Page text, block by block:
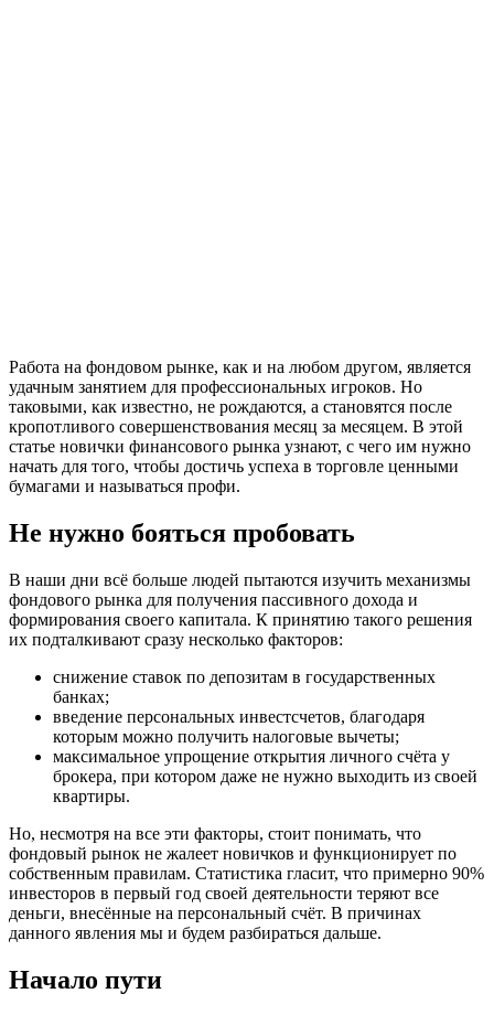
Работа на фондовом рынке, как и на любом другом, является
удачным занятием для профессиональных игроков. Но
таковыми, как известно, не рождаются, а становятся после
кропотливого совершенствования месяц за месяцем. В этой
статье новички финансового рынка узнают, с чего им нужно
начать для того, чтобы достичь успеха в торговле ценными
бумагами и называться профи.
Не нужно бояться пробовать
В наши дни всё больше людей пытаются изучить механизмы
фондового рынка для получения пассивного дохода и
формирования своего капитала. К принятию такого решения
их подталкивают сразу несколько факторов:
снижение ставок по депозитам в государственных
банках;
введение персональных инвестсчетов, благодаря
которым можно получить налоговые вычеты;
максимальное упрощение открытия личного счёта у
брокера, при котором даже не нужно выходить из своей
квартиры.
Но, несмотря на все эти факторы, стоит понимать, что
фондовый рынок не жалеет новичков и функционирует по
собственным правилам. Статистика гласит, что примерно 90%
инвесторов в первый год своей деятельности теряют все
деньги, внесённые на персональный счёт. В причинах
данного явления мы и будем разбираться дальше.
Начало пути